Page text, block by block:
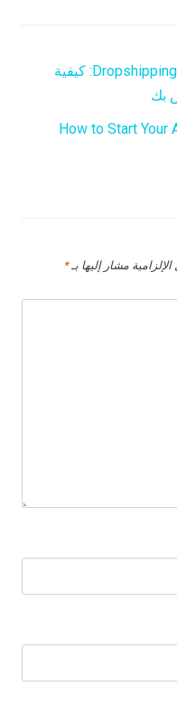
استراتيجيات التسويق في Dropshipping: كيفية
How to Start Your
مشار إليها بـ*